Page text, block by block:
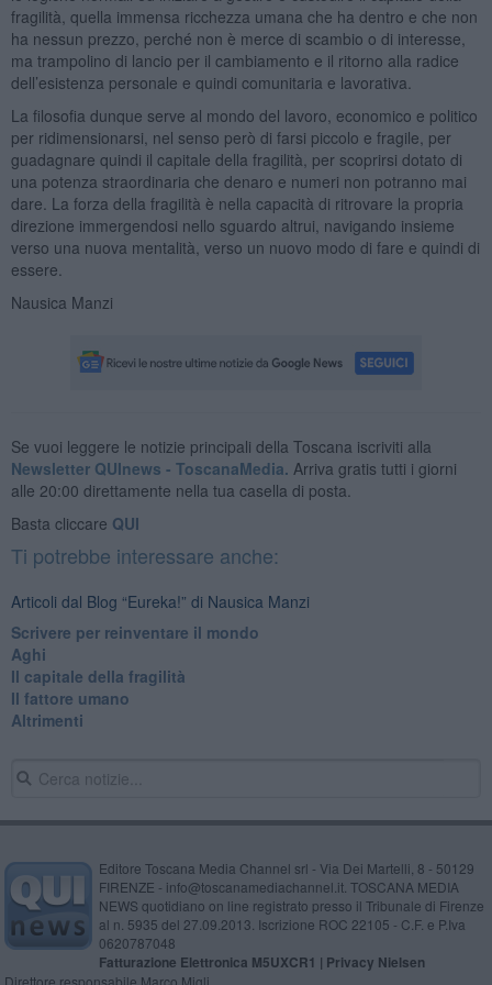
fragilità, quella immensa ricchezza umana che ha dentro e che non
ha nessun prezzo, perché non è merce di scambio o di interesse,
ma trampolino di lancio per il cambiamento e il ritorno alla radice
dell’esistenza personale e quindi comunitaria e lavorativa.
La filosofia dunque serve al mondo del lavoro, economico e politico
per ridimensionarsi, nel senso però di farsi piccolo e fragile, per
guadagnare quindi il capitale della fragilità, per scoprirsi dotato di
una potenza straordinaria che denaro e numeri non potranno mai
dare. La forza della fragilità è nella capacità di ritrovare la propria
direzione immergendosi nello sguardo altrui, navigando insieme
verso una nuova mentalità, verso un nuovo modo di fare e quindi di
essere.
Nausica Manzi
Se vuoi leggere le notizie principali della Toscana iscriviti alla
Newsletter QUInews - ToscanaMedia. Arriva gratis tutti i giorni
alle 20:00 direttamente nella tua casella di posta.
Basta cliccare QUI
Ti potrebbe interessare anche:
Articoli dal Blog “Eureka!” di Nausica Manzi
​Scrivere per reinventare il mondo
Aghi
Il capitale della fragilità
Il fattore umano
Altrimenti
Editore Toscana Media Channel srl - Via Dei Martelli, 8 - 50129
FIRENZE - info@toscanamediachannel.it. TOSCANA MEDIA
NEWS quotidiano on line registrato presso il Tribunale di Firenze
al n. 5935 del 27.09.2013. Iscrizione ROC 22105 - C.F. e P.Iva
0620787048
Fatturazione Elettronica M5UXCR1 | Privacy Nielsen
Direttore responsabile Marco Migli